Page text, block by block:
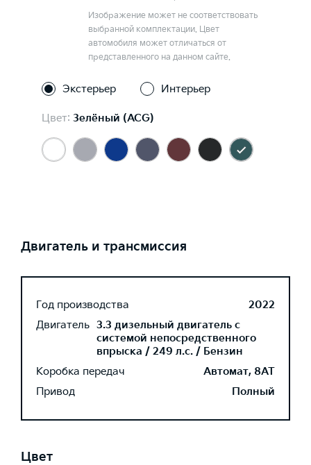
Изображение может не соответствовать
выбранной комплектации. Цвет
автомобиля может отличаться от
представленного на данном сайте.
Экстерьер Интерьер
Цвет: Зелёный (ACG)
Двигатель и трансмиссия
Год производства
2022
Двигатель 3.3 дизельный двигатель с
системой непосредственного
впрыска / 249 л.с. / Бензин
Коробка передач
Автомат, 8AT
Привод
Полный
Цвет